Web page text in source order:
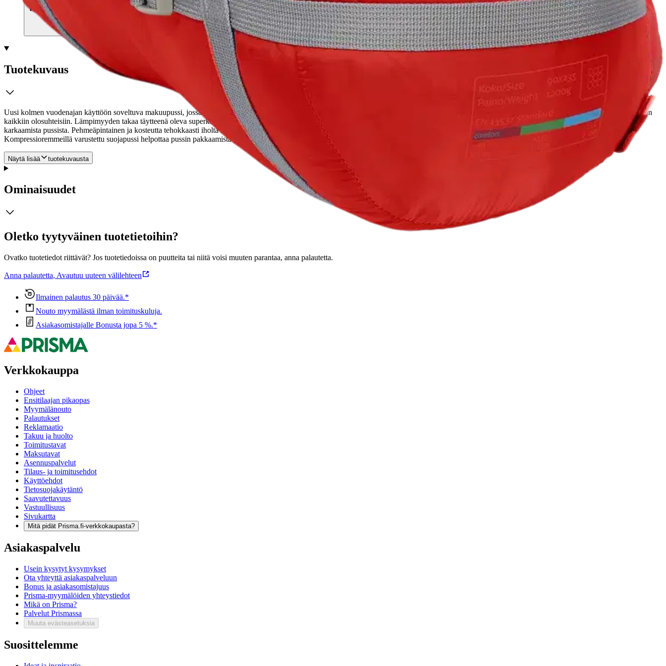
Tarkista myymäläsaatavuus
Tuotekuvaus
Uusi kolmen vuodenajan käyttöön soveltuva makuupussi, jossa pysyt lämpimänä kylmimmätkin syysyöt. Tämä on huippukevyistä ja laadukkaista materiaaleista valmistettu makuupussi kolmeen vuodenaikaan
kaikkiin olosuhteisiin. Lämpimyyden takaa täytteenä oleva superkevyt Microtherm-kuitu, joka on valmistettu kierrätetyistä PET-pulloista. Hupun lämpökaulus sekä vetoketjun lämpölista estävät lämmön
karkaamista pussista. Pehmeäpintainen ja kosteutta tehokkaasti iholta siirtävä vuorimateriaali tekee pussista ylellisen mukavan käyttää. Vettähylkivä pintakangas auttaa pitämään pussin kuivana.
Kompressioremmeillä varustettu suojapussi helpottaa pussin pakkaamista pieneen tilaan. Lisäksi sekä pintakangas että vuori on valmistettu kierrätetyistä PET-pulloista
Näytä lisää tuotekuvausta
Ominaisuudet
Oletko tyytyväinen tuotetietoihin?
Ovatko tuotetiedot riittävät? Jos tuotetiedoissa on puutteita tai niitä voisi muuten parantaa, anna palautetta.
Anna palautetta, Avautuu uuteen välilehteen
Ilmainen palautus 30 päivää.*
Nouto myymälästä ilman toimituskuluja.
Asiakasomistajalle Bonusta jopa 5 %.*
Verkkokauppa
Ohjeet
Ensitilaajan pikaopas
Myymälänouto
Palautukset
Reklamaatio
Takuu ja huolto
Toimitustavat
Maksutavat
Asennuspalvelut
Tilaus- ja toimitusehdot
Käyttöehdot
Tietosuojakäytäntö
Saavutettavuus
Vastuullisuus
Sivukartta
Mitä pidät Prisma.fi-verkkokaupasta?
Asiakaspalvelu
Usein kysytyt kysymykset
Ota yhteyttä asiakaspalveluun
Bonus ja asiakasomistajuus
Prisma-myymälöiden yhteystiedot
Mikä on Prisma?
Palvelut Prismassa
Muuta evästeasetuksia
Suosittelemme